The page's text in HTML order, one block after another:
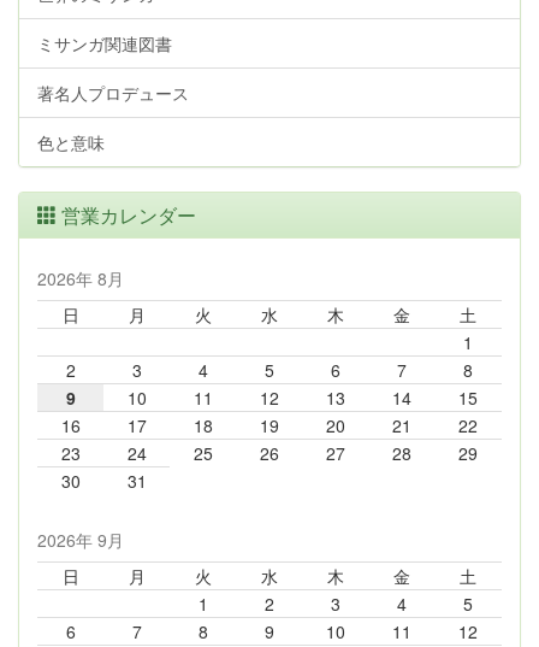
ミサンガ関連図書
著名人プロデュース
色と意味
営業カレンダー
2026年 8月
日
月 火 水 木 金
土
1
2
3 4 5 6 7
8
9
10 11 12 13 14
15
16
17 18 19 20 21
22
23
24 25 26 27 28
29
30
31
2026年 9月
日
月 火 水 木 金
土
1
2 3 4
5
6
7 8 9 10 11 12